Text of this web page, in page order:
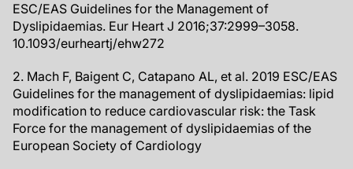
ESC/EAS Guidelines for the Management of
Dyslipidaemias. Eur Heart J 2016;37:2999–3058.
10.1093/eurheartj/ehw272
2. Mach F, Baigent C, Catapano AL, et al. 2019 ESC/EAS
Guidelines for the management of dyslipidaemias: lipid
modification to reduce cardiovascular risk: the Task
Force for the management of dyslipidaemias of the
European Society of Cardiology